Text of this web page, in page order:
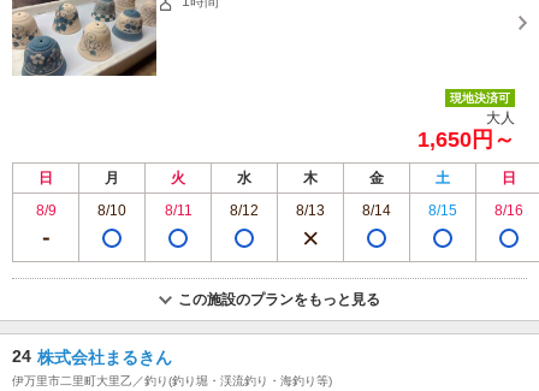
現地決済可
大人
1,650円～
日 月 火 水 木 金 土
日
8/9
8/10 8/11 8/12 8/13 8/14 8/15 8/16
この施設のプランをもっと見る
24 株式会社まるきん
伊万里市二里町大里乙／釣り(釣り堀・渓流釣り・海釣り等)